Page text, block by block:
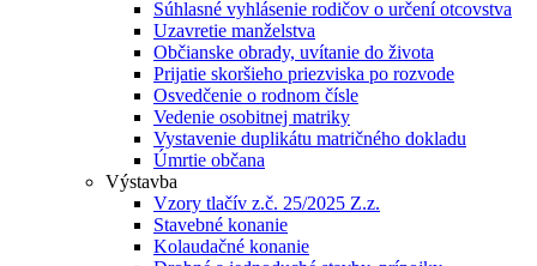
Súhlasné vyhlásenie rodičov o určení otcovstva
Uzavretie manželstva
Občianske obrady, uvítanie do života
Prijatie skoršieho priezviska po rozvode
Osvedčenie o rodnom čísle
Vedenie osobitnej matriky
Vystavenie duplikátu matričného dokladu
Úmrtie občana
Výstavba
Vzory tlačív z.č. 25/2025 Z.z.
Stavebné konanie
Kolaudačné konanie